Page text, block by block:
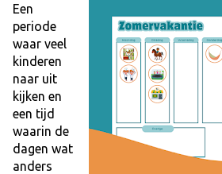
Een
periode
waar veel
kinderen
naar uit
kijken en
een tijd
waarin de
dagen wat
anders